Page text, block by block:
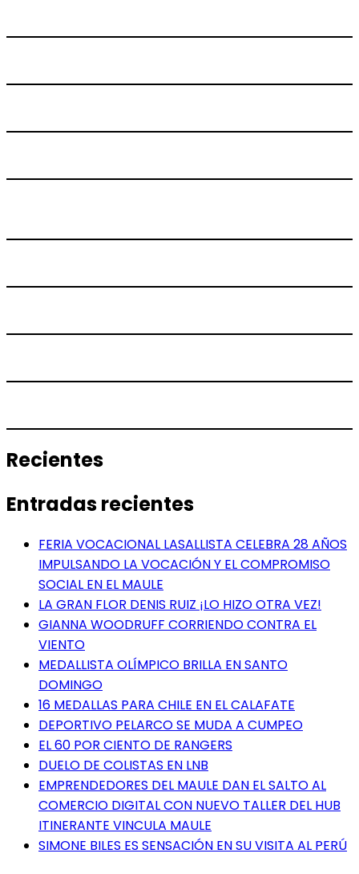
Recientes
Entradas recientes
FERIA VOCACIONAL LASALLISTA CELEBRA 28 AÑOS
IMPULSANDO LA VOCACIÓN Y EL COMPROMISO
SOCIAL EN EL MAULE
LA GRAN FLOR DENIS RUIZ ¡LO HIZO OTRA VEZ!
GIANNA WOODRUFF CORRIENDO CONTRA EL
VIENTO
MEDALLISTA OLÍMPICO BRILLA EN SANTO
DOMINGO
16 MEDALLAS PARA CHILE EN EL CALAFATE
DEPORTIVO PELARCO SE MUDA A CUMPEO
EL 60 POR CIENTO DE RANGERS
DUELO DE COLISTAS EN LNB
EMPRENDEDORES DEL MAULE DAN EL SALTO AL
COMERCIO DIGITAL CON NUEVO TALLER DEL HUB
ITINERANTE VINCULA MAULE
SIMONE BILES ES SENSACIÓN EN SU VISITA AL PERÚ